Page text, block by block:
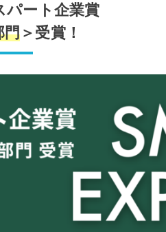
パート企業賞
門 ＞受賞！